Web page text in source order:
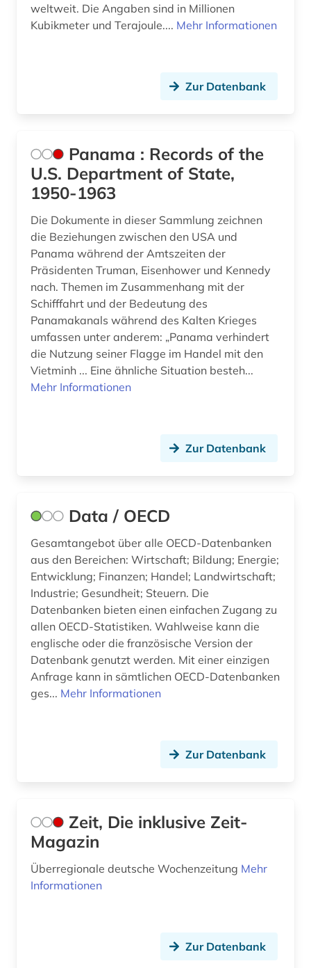
weltweit. Die Angaben sind in Millionen
Kubikmeter und Terajoule.... Mehr Informationen
Zur Datenbank
Panama : Records of the
U.S. Department of State,
1950-1963
Die Dokumente in dieser Sammlung zeichnen
die Beziehungen zwischen den USA und
Panama während der Amtszeiten der
Präsidenten Truman, Eisenhower und Kennedy
nach. Themen im Zusammenhang mit der
Schifffahrt und der Bedeutung des
Panamakanals während des Kalten Krieges
umfassen unter anderem: „Panama verhindert
die Nutzung seiner Flagge im Handel mit den
Vietminh ... Eine ähnliche Situation besteh...
Mehr Informationen
Zur Datenbank
Data / OECD
Gesamtangebot über alle OECD-Datenbanken
aus den Bereichen: Wirtschaft; Bildung; Energie;
Entwicklung; Finanzen; Handel; Landwirtschaft;
Industrie; Gesundheit; Steuern. Die
Datenbanken bieten einen einfachen Zugang zu
allen OECD-Statistiken. Wahlweise kann die
englische oder die französische Version der
Datenbank genutzt werden. Mit einer einzigen
Anfrage kann in sämtlichen OECD-Datenbanken
ges... Mehr Informationen
Zur Datenbank
Zeit, Die inklusive Zeit-
Magazin
Überregionale deutsche Wochenzeitung Mehr
Informationen
Zur Datenbank